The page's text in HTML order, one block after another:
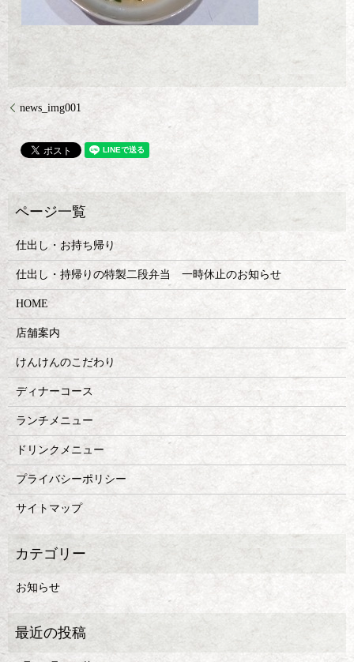
news_img001
仕出し・お持ち帰り
仕出し・持帰りの特製二段弁当 一時休止のお知らせ
HOME
店舗案内
けんけんのこだわり
ディナーコース
ランチメニュー
ドリンクメニュー
プライバシーポリシー
サイトマップ
お知らせ